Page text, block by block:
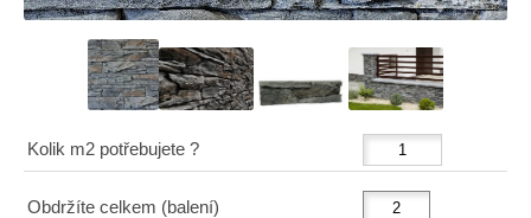
Kolik m2 potřebujete ?
Obdržíte celkem (balení)